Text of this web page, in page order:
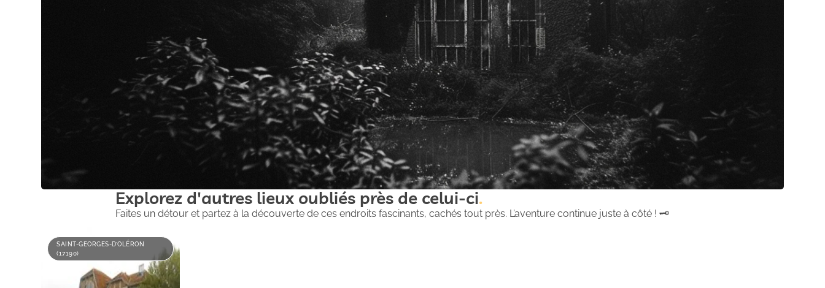
Explorez d'autres lieux oubliés près de celui-ci
Faites un détour et partez à la découverte de ces endroits fascinants, cachés tout près. L’aventure continue juste à côté ! 🗝️
SAINT-GEORGES-D’OLÉRON
(17190)